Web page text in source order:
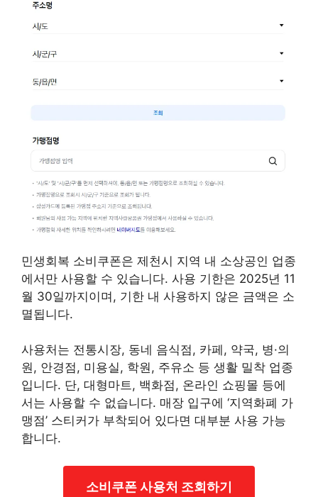
민생회복 소비쿠폰은 제천시 지역 내 소상공인 업종
에서만 사용할 수 있습니다. 사용 기한은 2025년 11
월 30일까지이며, 기한 내 사용하지 않은 금액은 소
멸됩니다.
사용처는 전통시장, 동네 음식점, 카페, 약국, 병·의
원, 안경점, 미용실, 학원, 주유소 등 생활 밀착 업종
입니다. 단, 대형마트, 백화점, 온라인 쇼핑몰 등에
서는 사용할 수 없습니다. 매장 입구에 ‘지역화폐 가
맹점’ 스티커가 부착되어 있다면 대부분 사용 가능
합니다.
소비쿠폰 사용처 조회하기